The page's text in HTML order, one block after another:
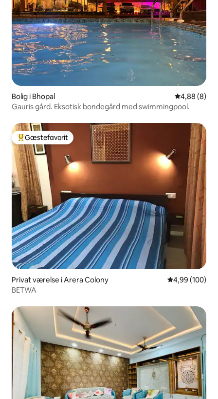
Bolig i Bhopal 4,88 ud af 5
4,88 (8)
Gauris gård. Eksotisk bondegård med swimmingpool.
Bedste gæstefavorit
Gæstefavorit
Privat værelse i Arera Colony 4,99 ud af 5 i
4,99 (100)
BETWA